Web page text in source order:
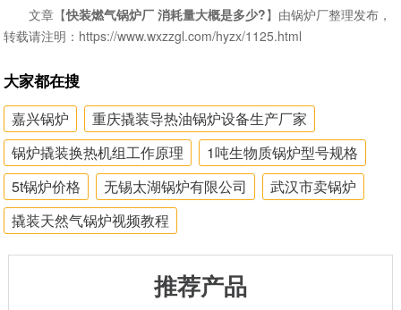
文章【快装燃气锅炉厂 消耗量大概是多少?】由锅炉厂整理发布，
转载请注明：https://www.wxzzgl.com/hyzx/1125.html
大家都在搜
嘉兴锅炉
重庆撬装导热油锅炉设备生产厂家
锅炉撬装换热机组工作原理
1吨生物质锅炉型号规格
5t锅炉价格
无锡太湖锅炉有限公司
武汉市卖锅炉
撬装天然气锅炉视频教程
推荐产品